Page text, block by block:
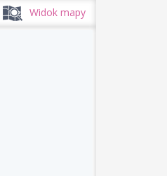
Widok mapy